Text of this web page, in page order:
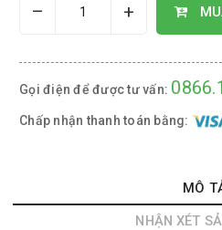
– +
Gọi điện để được tư vấn:
Chấp nhận thanh toán bằng:
MÔ
NHẬN XÉT